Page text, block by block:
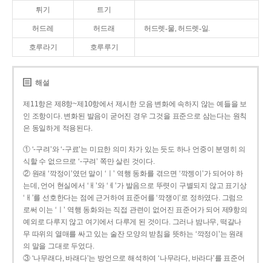
튀기 트기
허드레 허드래 허드렛-물, 허드렛-일.
호루라기 호루루기
해설
제11항은 제8항~제10항에서 제시한 모음 변화에 속하지 않는 예들을 보
인 조항이다. 변화된 발음이 굳어진 경우 그것을 표준으로 삼는다는 원칙
은 동일하게 적용된다.
① ‘-구려’와 ‘-구료’는 미묘한 의미 차가 있는 듯도 하나 언중이 분명히 의
식할 수 없으므로 ‘-구려’ 쪽만 살린 것이다.
② 원래 ‘깍정이’였던 말이 ‘ㅣ’ 역행 동화를 겪으면 ‘깍젱이’가 되어야 하
는데, 언어 현실에서 ‘ㅐ’와 ‘ㅔ’가 발음으로 뚜렷이 구별되지 않고 표기상
‘ㅐ’를 선호한다는 점에 근거하여 표준어를 ‘깍쟁이’로 정하였다. 그럼으
로써 이는 ‘ㅣ’ 역행 동화와는 직접 관련이 없어진 표준어가 되어 제9항의
예외로 다루지 않고 여기에서 다루게 된 것이다. 그러나 밤나무, 떡갈나
무 따위의 열매를 싸고 있는 술잔 모양의 받침을 뜻하는 ‘깍정이’는 원래
의 말을 그대로 두었다.
③ ‘나무래다, 바래다’는 방언으로 해석하여 ‘나무라다, 바라다’를 표준어